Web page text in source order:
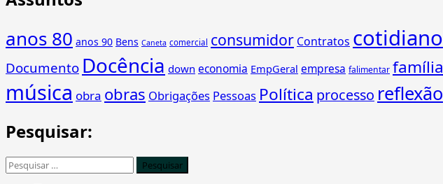
anos 80 anos 90 Bens Caneta comercial consumidor Contratos cotidiano
Documento Docência down economia EmpGeral empresa falimentar família
música obra obras Obrigações Pessoas Política processo reflexão
Pesquisar:
Pesquisar